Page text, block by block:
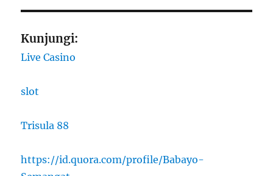
Kunjungi:
Live Casino
slot
Trisula 88
https://id.quora.com/profile/Babayo-